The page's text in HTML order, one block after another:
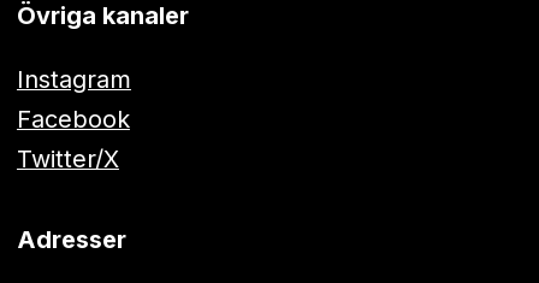
Övriga kanaler
Instagram
Facebook
Twitter/X
Adresser